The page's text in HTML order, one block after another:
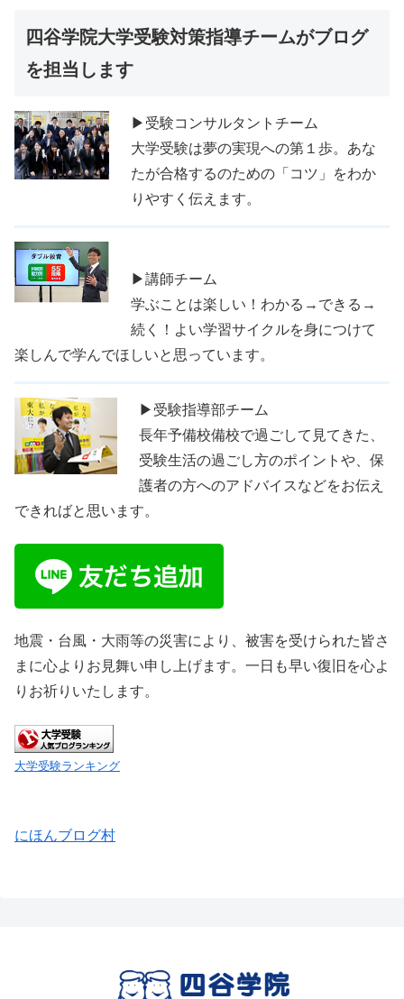
四谷学院大学受験対策指導チームがブログ
を担当します
▶受験コンサルタントチーム
大学受験は夢の実現への第１歩。あな
たが合格するのための「コツ」をわか
りやすく伝えます。
▶講師チーム
学ぶことは楽しい！わかる→できる→
続く！よい学習サイクルを身につけて
楽しんで学んでほしいと思っています。
▶受験指導部チーム
長年予備校備校で過ごして見てきた、
受験生活の過ごし方のポイントや、保
護者の方へのアドバイスなどをお伝え
できればと思います。
地震・台風・大雨等の災害により、被害を受けられた皆さ
まに心よりお見舞い申し上げます。一日も早い復旧を心よ
りお祈りいたします。
大学受験ランキング
にほんブログ村